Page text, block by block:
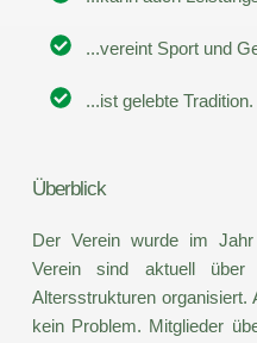
...vereint Sport und
...ist gelebte Tradition.
Überblick
Der Verein wurde im
Verein sind aktuell
Altersstrukturen organisiert.
kein Problem. Mitglieder